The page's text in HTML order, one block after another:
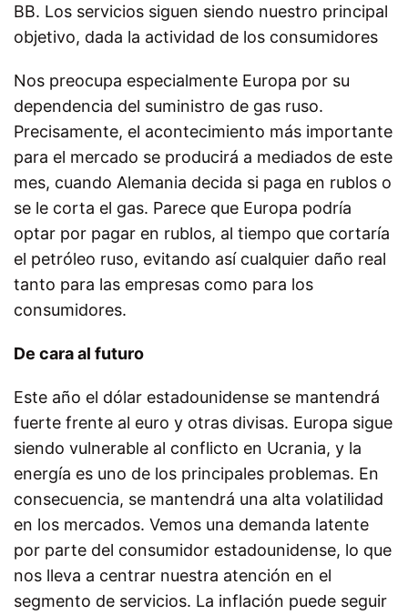
BB. Los servicios siguen siendo nuestro principal
objetivo, dada la actividad de los consumidores
Nos preocupa especialmente Europa por su
dependencia del suministro de gas ruso.
Precisamente, el acontecimiento más importante
para el mercado se producirá a mediados de este
mes, cuando Alemania decida si paga en rublos o
se le corta el gas. Parece que Europa podría
optar por pagar en rublos, al tiempo que cortaría
el petróleo ruso, evitando así cualquier daño real
tanto para las empresas como para los
consumidores.
De cara al futuro
Este año el dólar estadounidense se mantendrá
fuerte frente al euro y otras divisas. Europa sigue
siendo vulnerable al conflicto en Ucrania, y la
energía es uno de los principales problemas. En
consecuencia, se mantendrá una alta volatilidad
en los mercados. Vemos una demanda latente
por parte del consumidor estadounidense, lo que
nos lleva a centrar nuestra atención en el
segmento de servicios. La inflación puede seguir